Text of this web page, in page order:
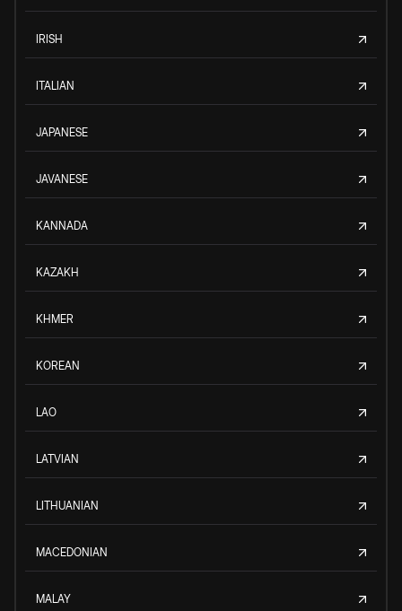
IRISH
ITALIAN
JAPANESE
JAVANESE
KANNADA
KAZAKH
KHMER
KOREAN
LAO
LATVIAN
LITHUANIAN
MACEDONIAN
MALAY